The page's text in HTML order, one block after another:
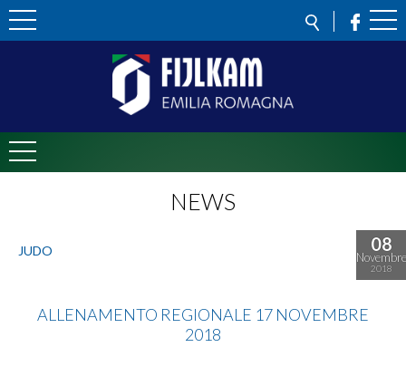
NEWS
08
Novembre
2018
ALLENAMENTO REGIONALE 17 NOVEMBRE
2018
JUDO